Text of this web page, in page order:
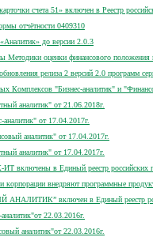
счета 51» включен в Реестр
отчётности 0409310
до версии 2.0.3
Методики оценки финансового
релиза 2 версий 2.0 программ
Комплексов "Бизнес-аналитик" и
аналитик" от 21.06.2018г.
от 17.04.2017г.
аналитик" от 17.04.2017г.
аналитик" от 17.04.2017г.
включены в Единый реестр российских
корпорации внедряют программные
включен в Единый реестр
22.03.2016г.
аналитик"от 22.03.2016г.